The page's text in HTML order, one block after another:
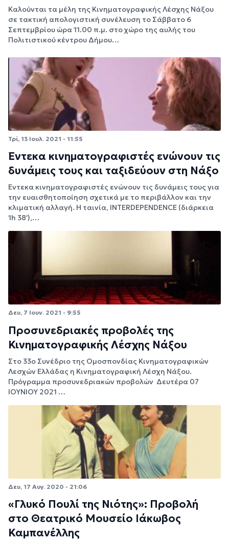
Καλούνται τα μέλη της Κινηματογραφικής Λέσχης Νάξου
σε τακτική απολογιστική συνέλευση το Σάββατο 6
Σεπτεμβρίου ώρα 11.00 π.μ. στο χώρο της αυλής του
Πολιτιστικού κέντρου Δήμου…
Τρί, 13 Ιουλ. 2021 - 11:55
Έντεκα κινηματογραφιστές ενώνουν τις
δυνάμεις τους και ταξιδεύουν στη Νάξο
Έντεκα κινηματογραφιστές ενώνουν τις δυνάμεις τους για
την ευαισθητοποίηση σχετικά με το περιβάλλον και την
κλιματική αλλαγή. Η ταινία, INTERDEPENDENCE (διάρκεια
1h 38′),…
Δευ, 7 Ιουν. 2021 - 9:55
Προσυνεδριακές προβολές της
Κινηματογραφικής Λέσχης Νάξου
Στο 33ο Συνέδριο της Ομοσπονδίας Κινηματογραφικών
Λεσχών Ελλάδας η Κινηματογραφική Λέσχη Νάξου.
Πρόγραμμα προσυνεδριακών προβολών Δευτέρα 07
ΙΟΥΝΙΟΥ 2021 …
Δευ, 17 Αυγ. 2020 - 21:06
«Γλυκό Πουλί της Νιότης»: Προβολή
στο Θεατρικό Μουσείο Ιάκωβος
Καμπανέλλης